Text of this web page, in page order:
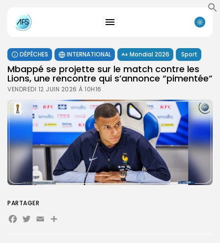
DÉPÊCHES INTERNATIONAL Mondial 2026 Sport
Mbappé se projette sur le match contre les
Lions, une rencontre qui s’annonce “pimentée”
VENDREDI 12 JUIN 2026 À 10H16
PARTAGER
Facebook
Twitter
EmailPartager